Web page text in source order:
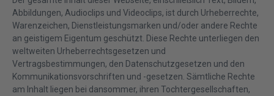
Abbildungen, Audioclips und Videoclips, ist durch Urheberrechte,
Warenzeichen, Dienstleistungsmarken und/oder andere Rechte
an geistigem Eigentum geschützt. Diese Rechte unterliegen den
weltweiten Urheberrechtsgesetzen und
Vertragsbestimmungen, den Datenschutzgesetzen und den
Kommunikationsvorschriften und -gesetzen. Sämtliche Rechte
am Inhalt liegen bei dansommer, ihren Tochtergesellschaften,